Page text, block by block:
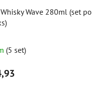
Wave 280ml (set po
(5 set)